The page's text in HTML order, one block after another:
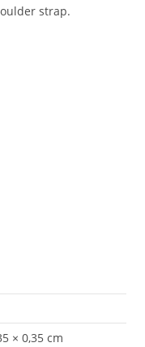
strap.
× 0,35 cm